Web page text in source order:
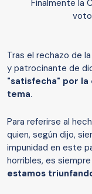
Finalmente la
Tras el rechazo de
y patrocinante de
"satisfecha" por la
tema.
Para referirse al
quien, según dijo,
impunidad en este
horribles, es
estamos